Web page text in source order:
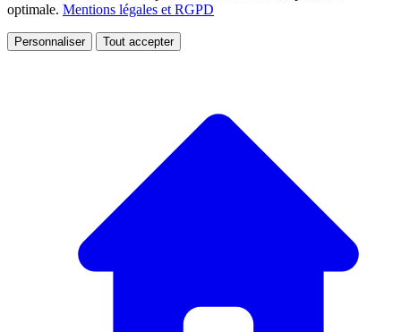
optimale. Mentions légales et RGPD
Personnaliser Tout accepter